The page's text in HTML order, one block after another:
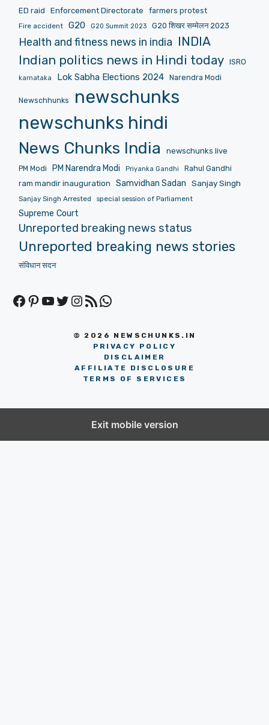
ED raid
Enforcement Directorate farmers protest
Fire accident G20 G20 Summit 2023 G20 शिखर सम्मेलन 2023
Health and fitness news in india INDIA
Indian politics news in Hindi today
ISRO
karnataka Lok Sabha Elections 2024 Narendra Modi
Newschhunks
newschunks
newschunks hindi
News Chunks India
newschunks live
PM Modi
PM Narendra Modi Priyanka Gandhi
Rahul Gandhi
ram mandir inauguration
Samvidhan Sadan Sanjay Singh
Sanjay Singh Arrested special session of Parliament
Supreme Court
Unreported breaking news status
Unreported breaking news stories
संविधान सदन
Facebook
Pinterest
YouTube
Twitter
Instagram
RSS FeedWhatsApp
© 2026 NEWSCHUNKS.IN
PRIVACY POLICY
DISCLAIMER
AFFILIATE DISCLOSURE
TERMS OF SERVICES
Exit mobile version